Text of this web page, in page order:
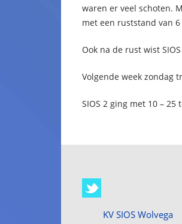
waren er veel schoten.
met een ruststand van
Ook na de rust wist
Volgende week zondag
SIOS 2 ging met 10 – 25
KV SIOS Wolvega